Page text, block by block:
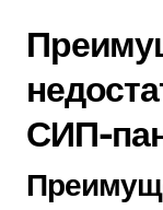
СИП-